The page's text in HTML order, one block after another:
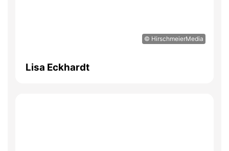
© HirschmeierMedia
Lisa Eckhardt